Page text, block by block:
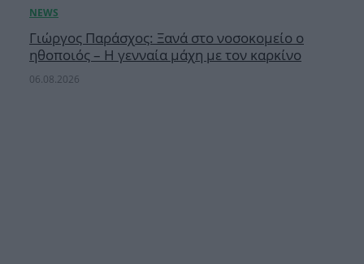
Γιώργος Παράσχος: Ξανά στο νοσοκομείο ο
ηθοποιός – Η γενναία μάχη με τον καρκίνο
06.08.2026